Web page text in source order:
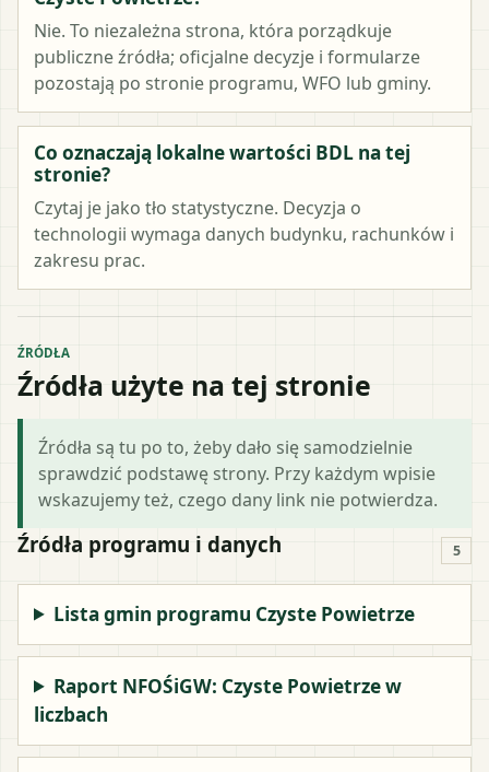
Nie. To niezależna strona, która porządkuje
publiczne źródła; oficjalne decyzje i formularze
pozostają po stronie programu, WFO lub gminy.
Co oznaczają lokalne wartości BDL na tej
stronie?
Czytaj je jako tło statystyczne. Decyzja o
technologii wymaga danych budynku, rachunków i
zakresu prac.
ŹRÓDŁA
Źródła użyte na tej stronie
Źródła są tu po to, żeby dało się samodzielnie
sprawdzić podstawę strony. Przy każdym wpisie
wskazujemy też, czego dany link nie potwierdza.
Źródła programu i danych 5
Lista gmin programu Czyste Powietrze
Raport NFOŚiGW: Czyste Powietrze w
liczbach